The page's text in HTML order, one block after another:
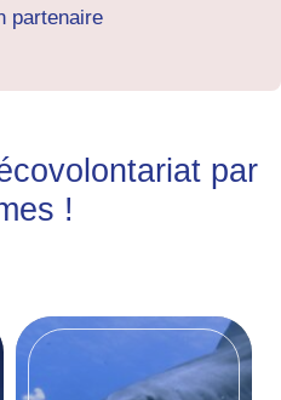
partenaire
par
!